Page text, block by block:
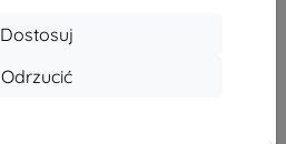
Dostosuj
Odrzucić